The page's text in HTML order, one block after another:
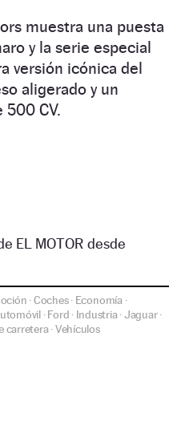
muestra una puesta
y la serie especial
versión icónica del
aligerado y un
500 CV.
EL MOTOR desde
·Coches· Economía·
·Ford · Industria·Jaguar·
carretera·Vehículos